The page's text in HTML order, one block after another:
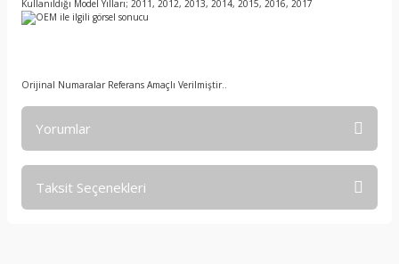
Kullanıldığı Model Yılları; 2011, 2012, 2013, 2014, 2015, 2016, 2017
Orijinal Numaralar Referans Amaçlı Verilmiştir..
Yorumlar
Taksit Seçenekleri